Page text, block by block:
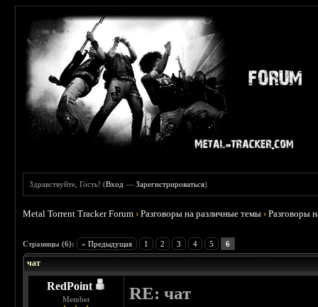
Здравствуйте, Гость! (Вход —Зарегистрироваться)
Metal Torrent Tracker Forum ›Разговоры на различные темы ›Разговоры
Страницы (6): « Предыдущая 1 2 3 4 5 6
чат
RedPoint
Member RE: чат